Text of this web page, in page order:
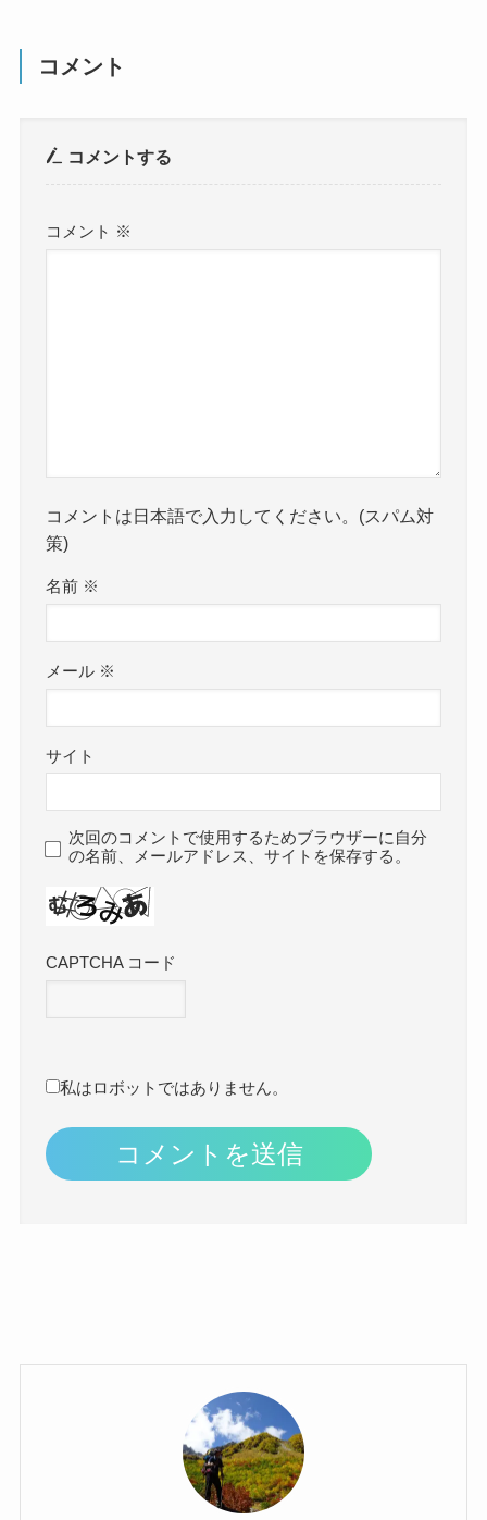
コメント
コメントする
コメント ※
コメントは日本語で入力してください。(スパム対
策)
名前 ※
メール ※
サイト
次回のコメントで使用するためブラウザーに自分
の名前、メールアドレス、サイトを保存する。
CAPTCHA コード
私はロボットではありません。